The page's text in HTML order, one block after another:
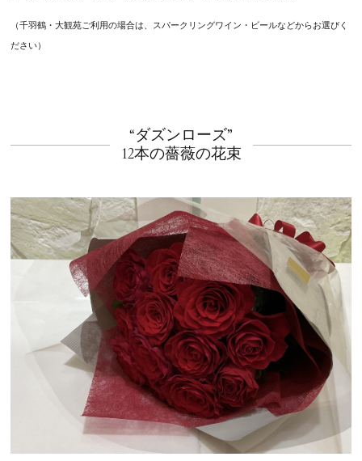
（千羽鶴・大観苑ご利用の場合は、スパークリングワイン・ビールなどからお選びく
ださい）
“ダズンローズ”
12本の薔薇の花束